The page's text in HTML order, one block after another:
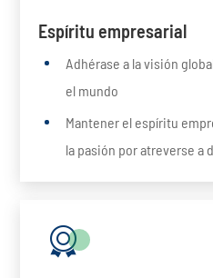
Espíritu empresarial
Adhérase a la visión
el mundo
Mantener el espíritu
la pasión por atreverse a
